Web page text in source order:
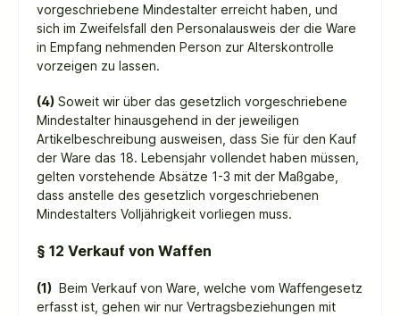
vorgeschriebene Mindestalter erreicht haben, und
sich im Zweifelsfall den Personalausweis der die Ware
in Empfang nehmenden Person zur Alterskontrolle
vorzeigen zu lassen.
(4) Soweit wir über das gesetzlich vorgeschriebene
Mindestalter hinausgehend in der jeweiligen
Artikelbeschreibung ausweisen, dass Sie für den Kauf
der Ware das 18. Lebensjahr vollendet haben müssen,
gelten vorstehende Absätze 1-3 mit der Maßgabe,
dass anstelle des gesetzlich vorgeschriebenen
Mindestalters Volljährigkeit vorliegen muss.
§ 12 Verkauf von Waffen
(1) Beim Verkauf von Ware, welche vom Waffengesetz
erfasst ist, gehen wir nur Vertragsbeziehungen mit